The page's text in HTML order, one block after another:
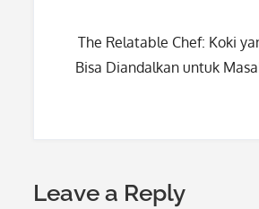
The Relatable Chef: Koki
Bisa Diandalkan untuk
Leave a Reply